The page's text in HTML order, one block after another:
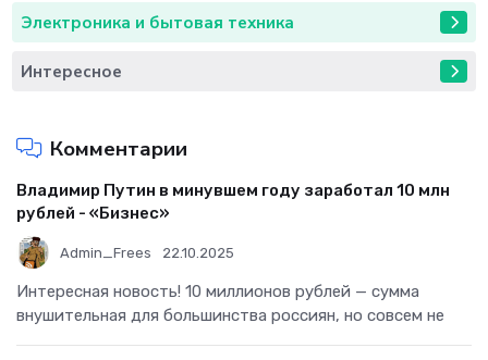
05
С 1 марта техосмотр начнут фиксировать на
камеру - «Автотранспорт»
Наука
Оборудование
Оргтехника
Работа и образование